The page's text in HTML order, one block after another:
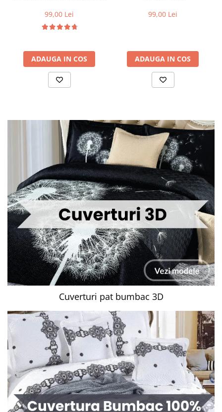
alb și auriu-R619
99,00 Lei
ADAUGA IN COS
si buline-R369
99,00 Lei
ADAUGA IN COS
Cuverturi pat bumbac 3D